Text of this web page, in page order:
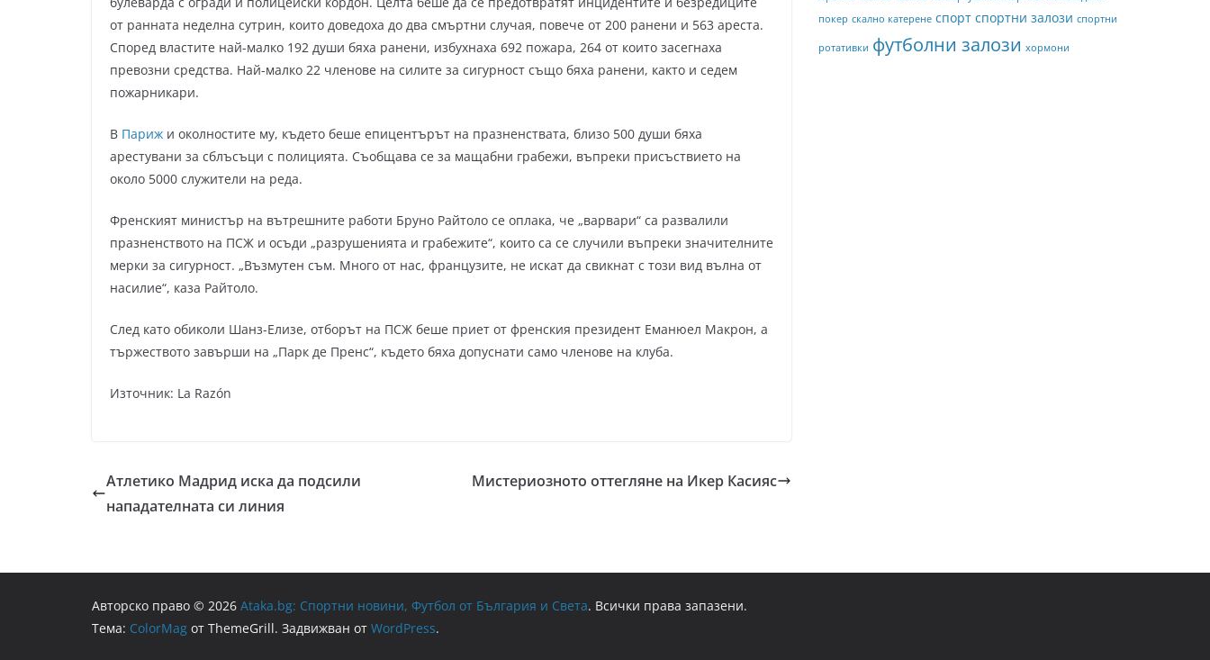
от ранната неделна сутрин, които доведоха до два смъртни случая, повече от 200 ранени и 563 ареста.
Според властите най-малко 192 души бяха ранени, избухнаха 692 пожара, 264 от които засегнаха
превозни средства. Най-малко 22 членове на силите за сигурност също бяха ранени, както и седем
пожарникари.
В Париж и околностите му, където беше епицентърът на празненствата, близо 500 души бяха
арестувани за сблъсъци с полицията. Съобщава се за мащабни грабежи, въпреки присъствието на
около 5000 служители на реда.
Френският министър на вътрешните работи Бруно Райтоло се оплака, че „варвари“ са развалили
празненството на ПСЖ и осъди „разрушенията и грабежите“, които са се случили въпреки значителните
мерки за сигурност. „Възмутен съм. Много от нас, французите, не искат да свикнат с този вид вълна от
насилие“, каза Райтоло.
След като обиколи Шанз-Елизе, отборът на ПСЖ беше приет от френския президент Еманюел Макрон, а
тържеството завърши на „Парк де Пренс“, където бяха допуснати само членове на клуба.
Източник: La Razón
Атлетико Мадрид иска да подсили
нападателната си линия
Мистериозното оттегляне на Икер Касияс
покер скално катерене спорт спортни залози спортни
ротативки футболни залози хормони
Авторско право © 2026 Ataka.bg: Спортни новини, Футбол от България и Света. Всички права запазени.
Тема: ColorMag от ThemeGrill. Задвижван от WordPress.